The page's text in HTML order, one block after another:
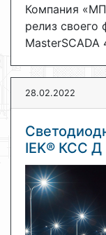
Компания
релиз своего
MasterSCADA
28.02.2022
IEK® КСС Д